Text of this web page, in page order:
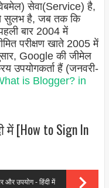
सेवा(Service) है,
से सुलभ है, जब तक कि
बार 2004 में
परीक्षण खाते 2005 में
Google की जीमेल
उपयोगकर्ता हैं (जनवरी-
is Blogger? in
[How to Sign In
और उपयोग - हिंदी में